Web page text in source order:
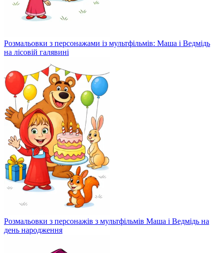
Розмальовки з персонажами із мультфільмів: Маша і Ведмідь
на лісовій галявині
Розмальовки з персонажів з мультфільмів Маша і Ведмідь на
день народження